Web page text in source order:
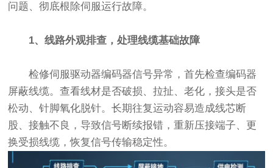
问题、彻底根除伺服运行故障。
1、线路外观排查，处理线缆基础故障
检修伺服驱动器编码器信号异常，首先检查编码器
屏蔽线缆。查看线材是否破损、拉扯、老化，接头是否
松动、针脚氧化脱针。长期往复运动容易造成线芯断
股、接触不良，导致信号断续报错，重新压接端子、更
换受损线缆，恢复信号传输稳定性。